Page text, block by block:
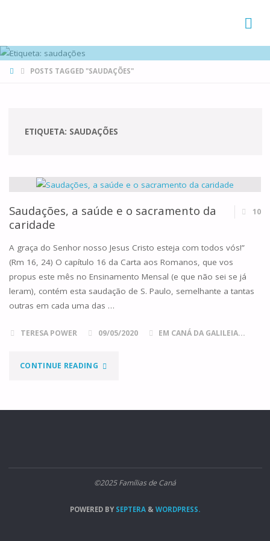
HOMEPOSTS TAGGED "SAUDAÇÕES"
ETIQUETA: SAUDAÇÕES
Saudações, a saúde e o sacramento da
caridade
10
A graça do Senhor nosso Jesus Cristo esteja com todos vós!”
(Rm 16, 24) O capítulo 16 da Carta aos Romanos, que vos
propus este mês no Ensinamento Mensal (e que não sei se já
leram), contém esta saudação de S. Paulo, semelhante a tantas
outras em cada uma das …
TERESA POWER 09/05/2020 EM CANÁ DA GALILEIA...
CONTINUE READING"SAUDAÇÕES,
SAÚDE
SACRAMENTO
DA
©2025 Famílias de Caná
POWERED BYSEPTERA & WORDPRESS.